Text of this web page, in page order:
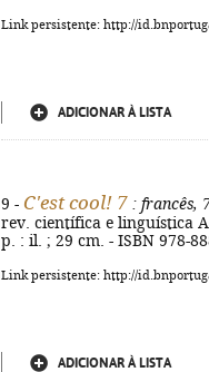
Link persistente: http://
ADICIONAR À LISTA
9 - C'est cool! 7 : francês,
rev. científica e linguística
p. : il. ; 29 cm. - ISBN 978-
Link persistente: http://
ADICIONAR À LISTA